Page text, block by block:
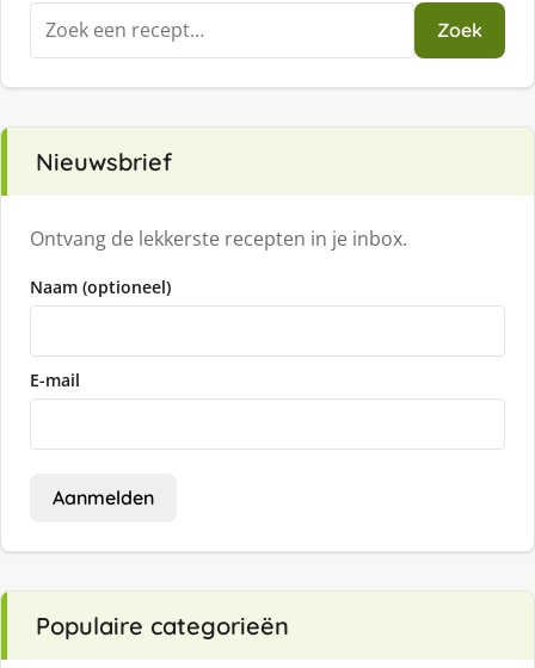
Zoeken
naar:
Zoek
Nieuwsbrief
Ontvang de lekkerste recepten in je inbox.
Naam (optioneel)
E-mail
Aanmelden
Populaire categorieën